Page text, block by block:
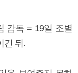
감독 = 19일 조별
긴 뒤.